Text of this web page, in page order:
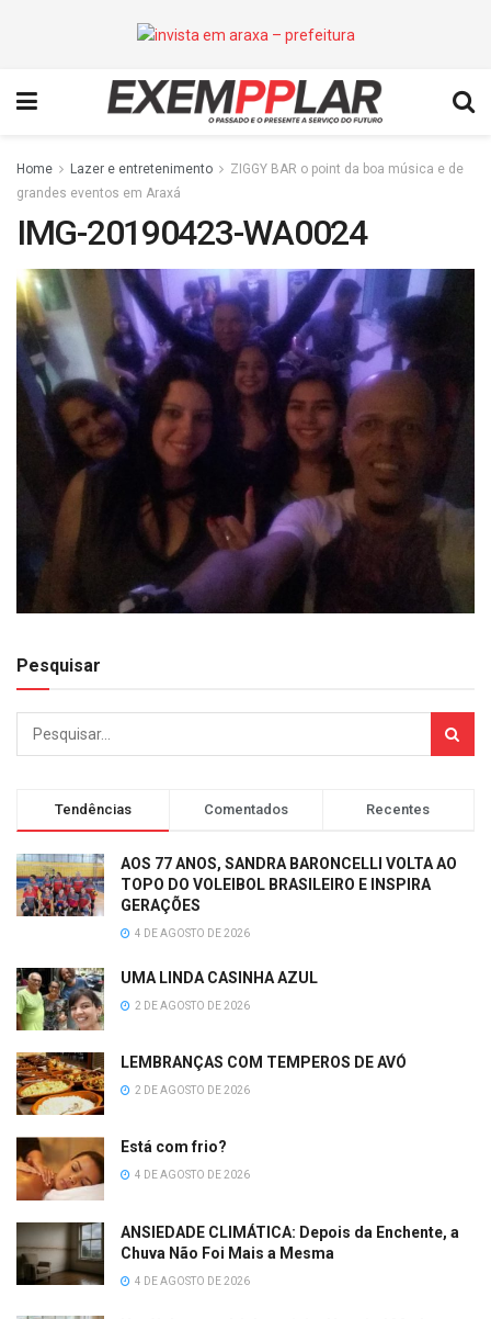
Home Lazer e entretenimento
ZIGGY BAR o point da boa música e de
grandes eventos em Araxá
IMG-20190423-WA0024
Pesquisar
Tendências Comentados Recentes
AOS 77 ANOS, SANDRA BARONCELLI VOLTA AO
TOPO DO VOLEIBOL BRASILEIRO E INSPIRA
GERAÇÕES
4 DE AGOSTO DE 2026
UMA LINDA CASINHA AZUL
2 DE AGOSTO DE 2026
LEMBRANÇAS COM TEMPEROS DE AVÓ
2 DE AGOSTO DE 2026
Está com frio?
4 DE AGOSTO DE 2026
ANSIEDADE CLIMÁTICA: Depois da Enchente, a
Chuva Não Foi Mais a Mesma
4 DE AGOSTO DE 2026